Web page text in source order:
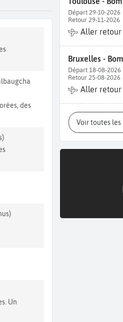
des
Un
Départ 29-10-2026
Retour 29-11-2026
Aller retour
Bruxelles -
Départ 18-08-2026
Retour 25-08-2026
Aller retour
Voir toutes